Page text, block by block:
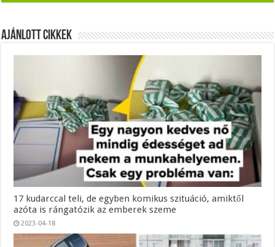
Ajánlott Cikkek
17 kudarccal teli, de egyben komikus szituáció, amiktől
azóta is rángatózik az emberek szeme
2023-04-18